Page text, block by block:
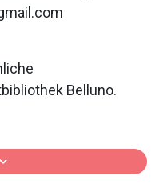
Belluno.